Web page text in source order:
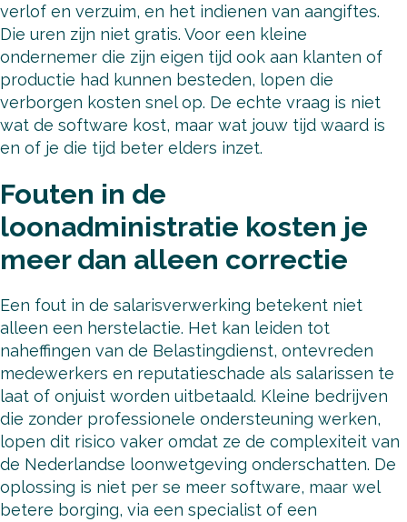
verlof en verzuim, en het indienen van aangiftes.
Die uren zijn niet gratis. Voor een kleine
ondernemer die zijn eigen tijd ook aan klanten of
productie had kunnen besteden, lopen die
verborgen kosten snel op. De echte vraag is niet
wat de software kost, maar wat jouw tijd waard is
en of je die tijd beter elders inzet.
Fouten in de
loonadministratie kosten je
meer dan alleen correctie
Een fout in de salarisverwerking betekent niet
alleen een herstelactie. Het kan leiden tot
naheffingen van de Belastingdienst, ontevreden
medewerkers en reputatieschade als salarissen te
laat of onjuist worden uitbetaald. Kleine bedrijven
die zonder professionele ondersteuning werken,
lopen dit risico vaker omdat ze de complexiteit van
de Nederlandse loonwetgeving onderschatten. De
oplossing is niet per se meer software, maar wel
betere borging, via een specialist of een